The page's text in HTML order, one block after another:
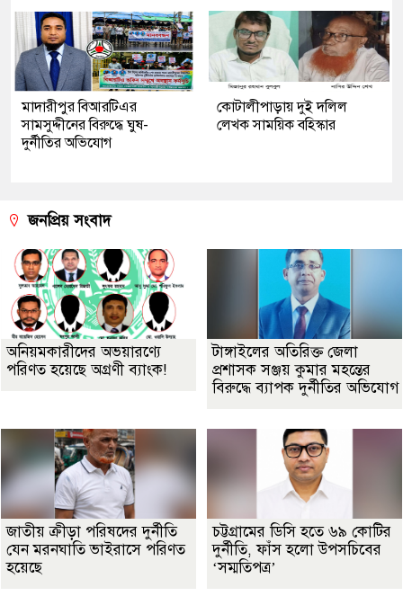
মাদারীপুর বিআরটিএর
সামসুদ্দীনের বিরুদ্ধে ঘুষ-
দুর্নীতির অভিযোগ
কোটালীপাড়ায় দুই দলিল
লেখক সাময়িক বহিস্কার
জনপ্রিয় সংবাদ
অনিয়মকারীদের অভয়ারণ্যে
পরিণত হয়েছে অগ্রণী ব্যাংক!
টাঙ্গাইলের অতিরিক্ত জেলা
প্রশাসক সঞ্জয় কুমার মহন্তের
বিরুদ্ধে ব্যাপক দুর্নীতির অভিযোগ
জাতীয় ক্রীড়া পরিষদের দুর্নীতি
যেন মরনঘাতি ভাইরাসে পরিণত
হয়েছে
চট্টগ্রামের ডিসি হতে ৬৯ কোটির
দুর্নীতি, ফাঁস হলো উপসচিবের
‘সম্মতিপত্র’